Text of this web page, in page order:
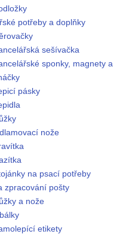
potřeby a doplňky
sešívačka
sponky, magnety a
pásky
nože
na psací potřeby
zpracování pošty
a nože
etikety